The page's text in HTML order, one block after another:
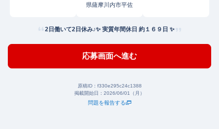
県薩摩川内市平佐
2日働いて2日休み♪✨ 実質年間休日 約１６９日 ✨
応募画面へ進む
原稿ID： f330e295c24c1388
掲載開始日： 2026/06/01（月）
問題を報告する